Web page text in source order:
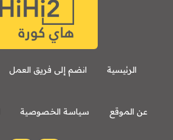
الرئيسية انضم إلى فريق العمل
عن الموقع سياسة الخصوصية